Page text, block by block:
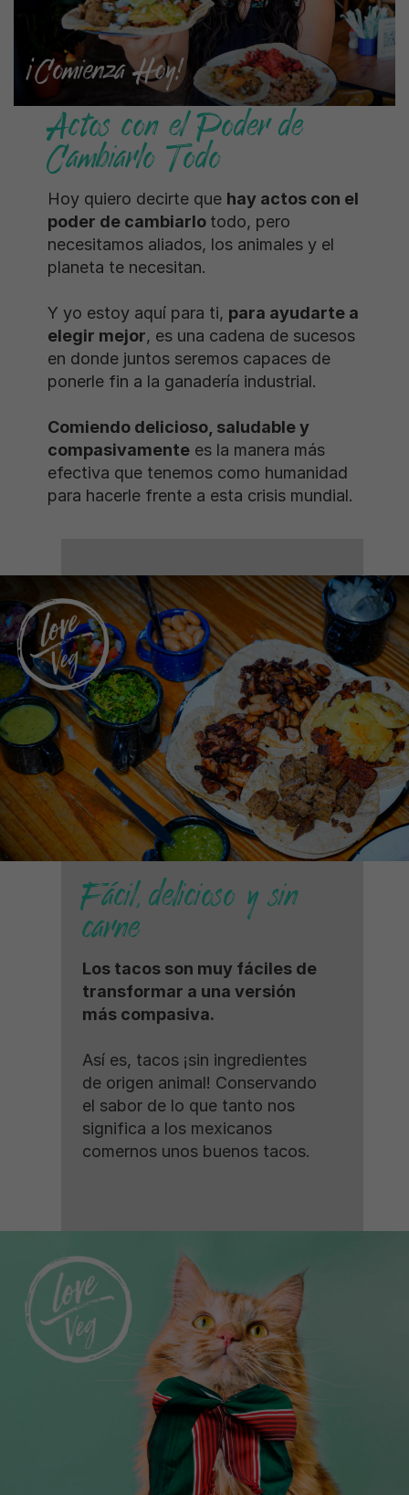
Actos con el Poder de
Cambiarlo Todo
Hoy quiero decirte que hay actos con el
poder de cambiarlo todo, pero
necesitamos aliados, los animales y el
planeta te necesitan.
Y yo estoy aquí para ti, para ayudarte a
elegir mejor, es una cadena de sucesos
en donde juntos seremos capaces de
ponerle fin a la ganadería industrial.
Comiendo delicioso, saludable y
compasivamente es la manera más
efectiva que tenemos como humanidad
para hacerle frente a esta crisis mundial.
Fácil, delicioso y sin
carne
Los tacos son muy fáciles de
transformar a una versión
más compasiva.
Así es, tacos ¡sin ingredientes
de origen animal! Conservando
el sabor de lo que tanto nos
significa a los mexicanos
comernos unos buenos tacos.